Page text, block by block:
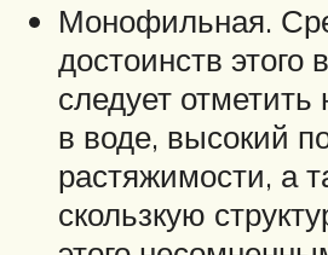
Монофильная.
достоинств этого
следует отметить
в воде, высокий
растяжимости, а
скользкую